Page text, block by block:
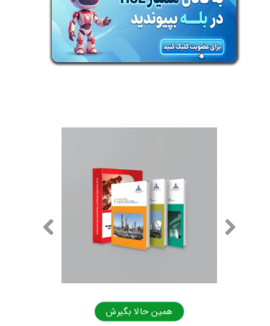
همین حالا بگیرش